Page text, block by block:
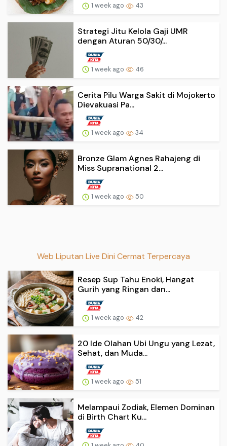
1 week ago 43
Strategi Jitu Kelola Gaji UMR
dengan Aturan 50/30/...
1 week ago 46
Cerita Pilu Warga Sakit di Mojokerto
Dievakuasi Pa...
1 week ago 34
Bronze Glam Agnes Rahajeng di
Miss Supranational 2...
1 week ago 50
Web Liputan Live Dini Cermat Terpercaya
Resep Sup Tahu Enoki, Hangat
Gurih yang Ringan dan...
1 week ago 42
20 Ide Olahan Ubi Ungu yang Lezat,
Sehat, dan Muda...
1 week ago 51
Melampaui Zodiak, Elemen Dominan
di Birth Chart Ku...